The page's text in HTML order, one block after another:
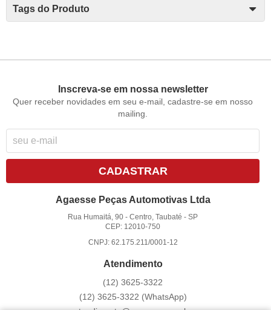
Tags do Produto
Inscreva-se em nossa newsletter
Quer receber novidades em seu e-mail, cadastre-se em nosso
mailing.
CADASTRAR
Agaesse Peças Automotivas Ltda
Rua Humaitá, 90 -Centro, Taubaté -SP
CEP: 12010-750
CNPJ: 62.175.211/0001-12
Atendimento
(12) 3625-3322
(12) 3625-3322 (WhatsApp)